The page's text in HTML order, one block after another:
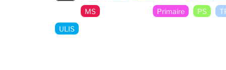
MS Primaire PS
ULIS